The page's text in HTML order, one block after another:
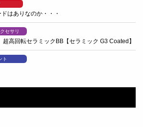
はありなのか・・・
セサリ
高回転セラミックBB【セラミック G3 Coated】
ト